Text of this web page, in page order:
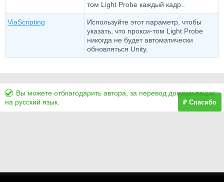
том Light Probe каждый кадр..
ViaScripting
Используйте этот параметр, чтобы
указать, что прокси-том Light Probe
никогда не будет автоматически
обновляться Unity.
Вы можете отблагодарить автора, за перевод документации
на русский язык.
₽ Спасибо